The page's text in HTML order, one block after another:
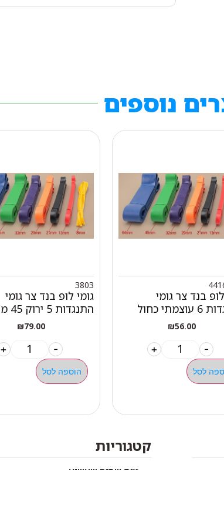
נוספים
בנד צר גומי
כחול
₪56.00
-
+
לסל
3803
גומי לופ בנד צר גומי
התנגדות 5 ירוק 45 מ"מ
₪79.00
-
+
הוספה לסל
קטגוריות
מים שחיה שעשוע